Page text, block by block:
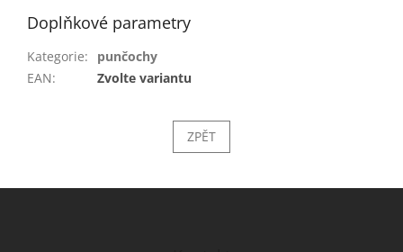
Doplňkové parametry
Kategorie:
punčochy
EAN: Zvolte variantu
ZPĚT